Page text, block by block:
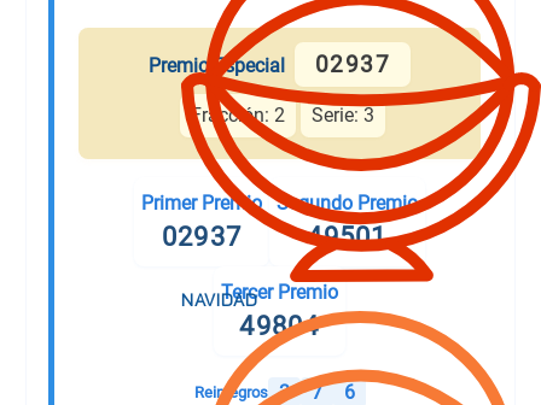
Premio Especial 02937
Fracción: 2 Serie: 3
Primer Premio
02937
Segundo Premio
49501
Tercer Premio
49804
Reintegros 3 7 6